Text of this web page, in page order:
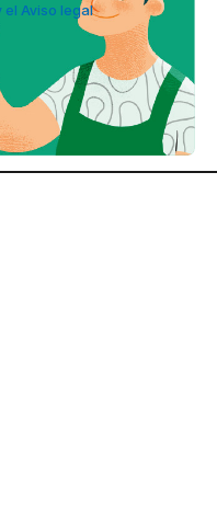
el Aviso legal